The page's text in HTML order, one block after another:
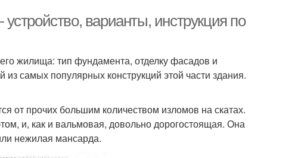
варианты, инструкция по
жилища: тип фундамента, отделку фасадов и
самых популярных конструкций этой части здания.
от прочих большим количеством изломов на скатах.
и, как и вальмовая, довольно дорогостоящая. Она
нежилая мансарда.